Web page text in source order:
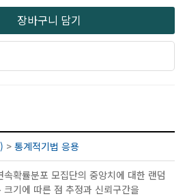
장바구니 담기
> 통계적기법 응용
속확률분포 모집단의 중앙치에 대한 랜덤
크기에 따른 점 추정과 신뢰구간을